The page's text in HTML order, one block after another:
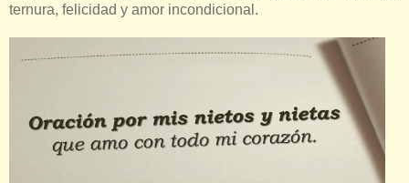
ternura, felicidad y amor incondicional.